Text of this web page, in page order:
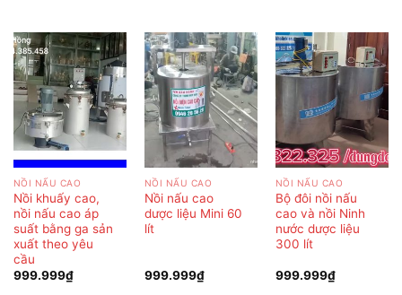
NỒI NẤU CAO
Nồi khuấy cao,
nồi nấu cao áp
suất bằng ga sản
xuất theo yêu
cầu
999.999₫
NỒI NẤU CAO
Nồi nấu cao
dược liệu Mini 60
lít
999.999₫
NỒI NẤU CAO
Bộ đôi nồi nấu
cao và nồi Ninh
nước dược liệu
300 lít
999.999₫